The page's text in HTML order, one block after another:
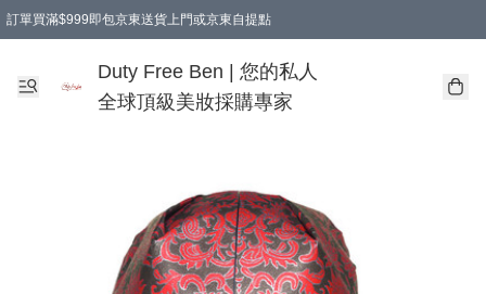
訂單買滿$999即包京東送貨上門或京東自提點
Duty Free Ben | 您的私人
全球頂級美妝採購專家